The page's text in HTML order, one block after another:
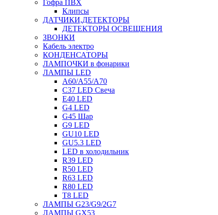
Гофра ПВХ
Клипсы
ДАТЧИКИ,ДЕТЕКТОРЫ
ДЕТЕКТОРЫ ОСВЕЩЕНИЯ
ЗВОНКИ
Кабель электро
КОНДЕНСАТОРЫ
ЛАМПОЧКИ в фонарики
ЛАМПЫ LED
A60/A55/A70
C37 LED Свеча
E40 LED
G4 LED
G45 Шар
G9 LED
GU10 LED
GU5.3 LED
LED в холодильник
R39 LED
R50 LED
R63 LED
R80 LED
T8 LED
ЛАМПЫ G23/G9/2G7
ЛАМПЫ GX53